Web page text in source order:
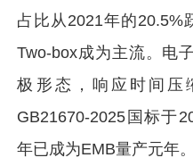
占比从2021年的20.5%
Two-box成为主流。电
极形态，响应时间压
GB21670-2025国标于
年已成为EMB量产元年。